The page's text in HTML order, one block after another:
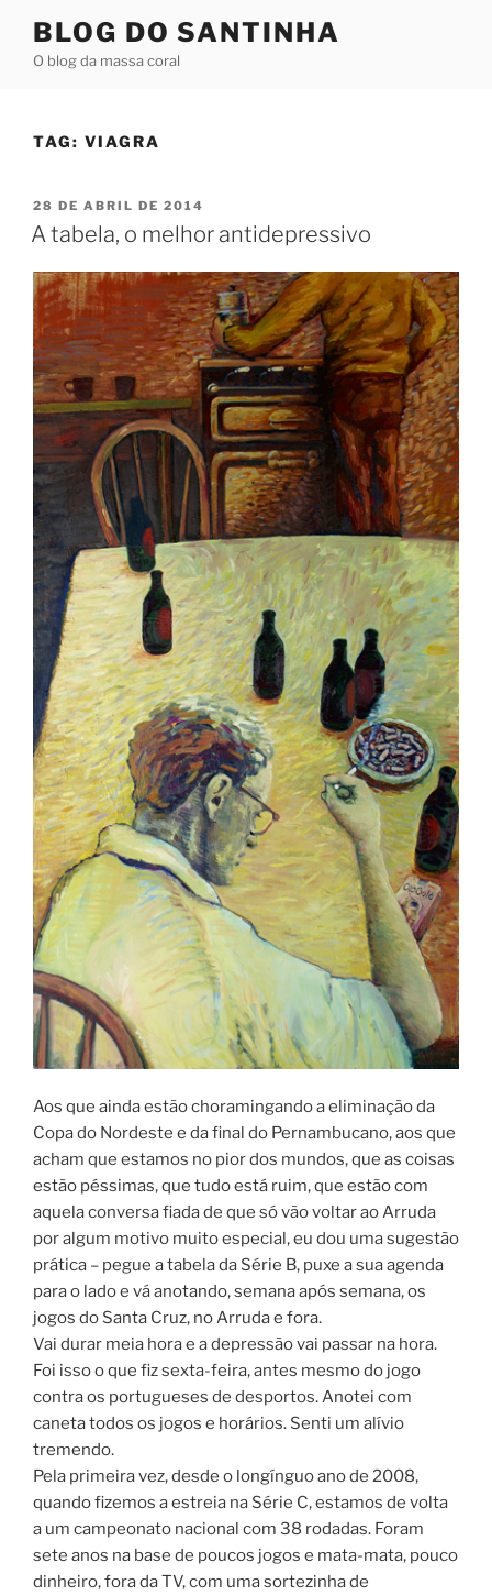
BLOG DO SANTINHA
O blog da massa coral
TAG: VIAGRA
PUBLICADO
EM
28 DE ABRIL DE 2014
A tabela, o melhor antidepressivo
Aos que ainda estão choramingando a eliminação da
Copa do Nordeste e da final do Pernambucano, aos que
acham que estamos no pior dos mundos, que as coisas
estão péssimas, que tudo está ruim, que estão com
aquela conversa fiada de que só vão voltar ao Arruda
por algum motivo muito especial, eu dou uma sugestão
prática – pegue a tabela da Série B, puxe a sua agenda
para o lado e vá anotando, semana após semana, os
jogos do Santa Cruz, no Arruda e fora.
Vai durar meia hora e a depressão vai passar na hora.
Foi isso o que fiz sexta-feira, antes mesmo do jogo
contra os portugueses de desportos. Anotei com
caneta todos os jogos e horários. Senti um alívio
tremendo.
Pela primeira vez, desde o longínguo ano de 2008,
quando fizemos a estreia na Série C, estamos de volta
a um campeonato nacional com 38 rodadas. Foram
sete anos na base de poucos jogos e mata-mata, pouco
dinheiro, fora da TV, com uma sortezinha de